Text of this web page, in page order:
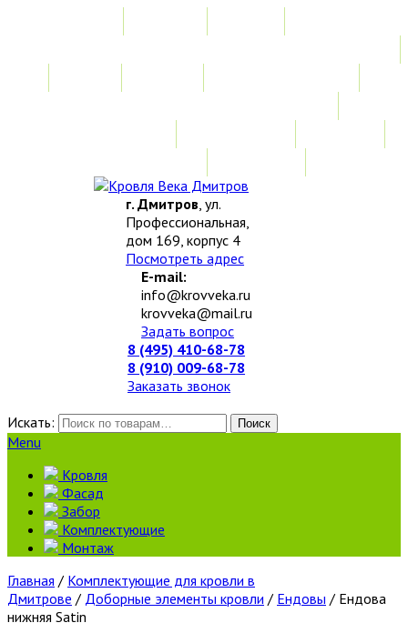
г. Дмитров, ул.
Профессиональная,
дом 169, корпус 4
Посмотреть адрес
E-mail:
info@krovveka.ru
krovveka@mail.ru
Задать вопрос
8 (495) 410-68-78
8 (910) 009-68-78
Заказать звонок
Искать:
Поиск
Menu
Кровля
Фасад
Забор
Комплектующие
Монтаж
Главная / Комплектующие для кровли в
Дмитрове / Доборные элементы кровли / Ендовы / Ендова
нижняя Satin